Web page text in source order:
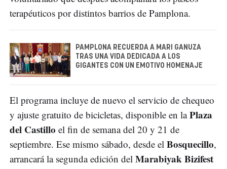
terapéuticos por distintos barrios de Pamplona.
PAMPLONA RECUERDA A MARI GANUZA
TRAS UNA VIDA DEDICADA A LOS
GIGANTES CON UN EMOTIVO HOMENAJE
El programa incluye de nuevo el servicio de chequeo
y ajuste gratuito de bicicletas, disponible en laPlaza
del Castillo el fin de semana del 20 y 21 de
septiembre. Ese mismo sábado, desde el Bosquecillo,
arrancará la segunda edición del Marabiyak Bizifest